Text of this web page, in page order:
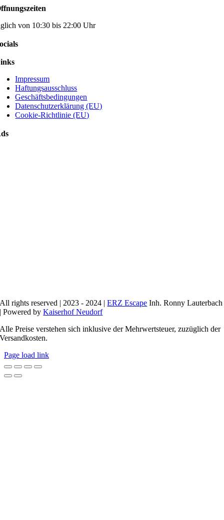
von 10:30 bis 22:00 Uhr
Impressum
Haftungsausschluss
Geschäftsbedingungen
Datenschutzerklärung (EU)
Cookie-Richtlinie (EU)
All rights reserved | 2023 - 2024 |ERZ Escape Inh. Ronny Lauterbach
| Powered byKaiserhof Neudorf
Alle Preise verstehen sich inklusive der Mehrwertsteuer, zuzüglich der
Versandkosten.
Page load link